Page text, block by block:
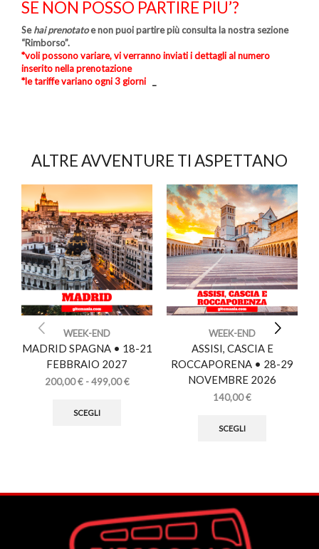
SE NON POSSO PARTIRE PIU’?
Sehai prenotatoe non puoi partire più consulta la nostra sezione
“Rimborso”.
*voli possono variare, vi verranno inviati i dettagli al numero
inserito nella prenotazione
*le tariffe variano ogni 3 giorni
ALTRE AVVENTURE TI ASPETTANO
WEEK-END
MADRID SPAGNA • 18-21
FEBBRAIO 2027
200,00€ - 499,00€
SCEGLI
WEEK-END
ASSISI, CASCIA E
ROCCAPORENA • 28-29
NOVEMBRE 2026
140,00€
SCEGLI